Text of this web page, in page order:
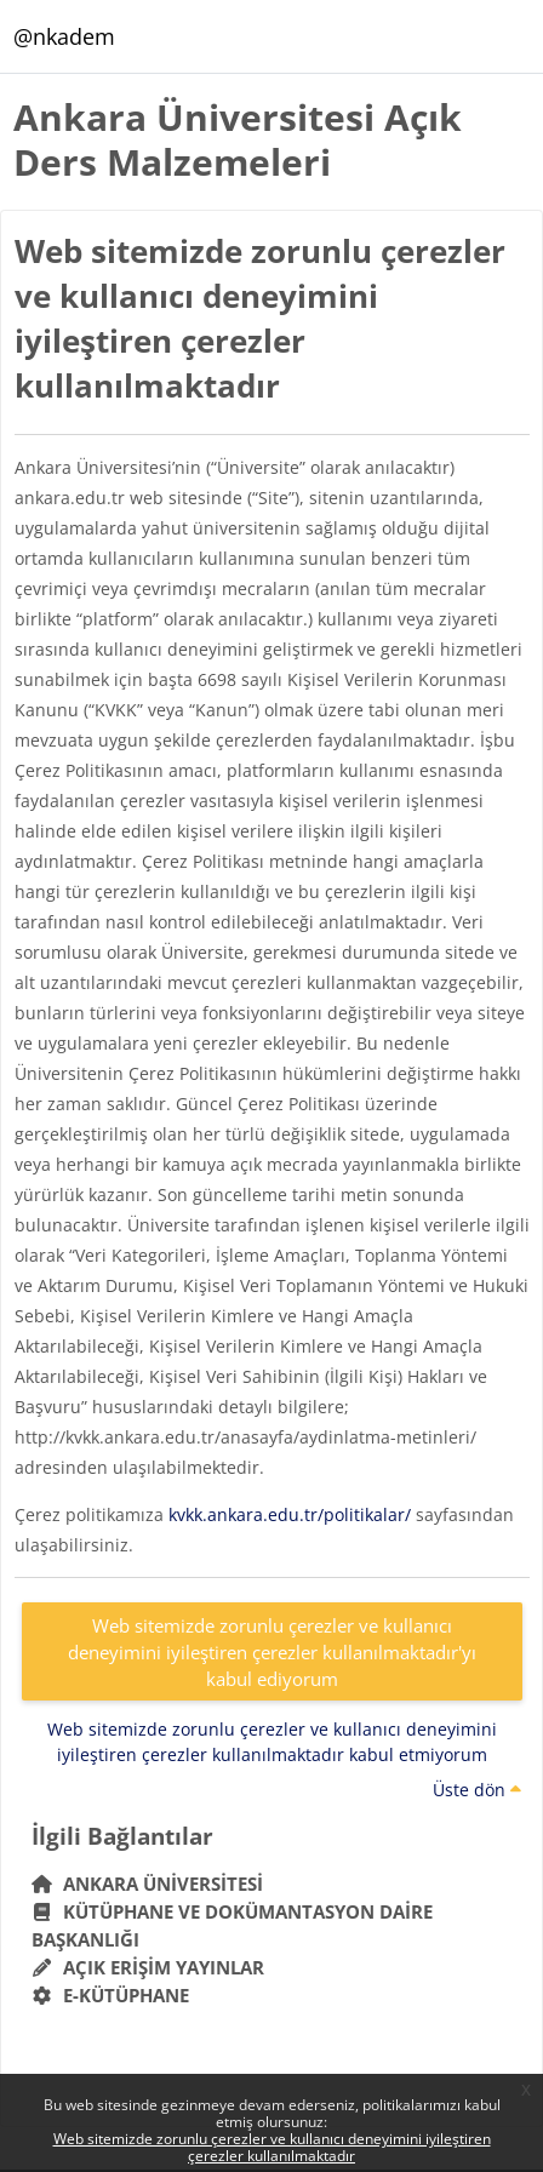
Bu web sitesinde gezinmeye devam ederseniz, politikalarımızı kabul
etmiş olursunuz:
Web sitemizde zorunlu çerezler ve kullanıcı deneyimini iyileştiren
çerezler kullanılmaktadır
@nkadem
Ankara Üniversitesi Açık
Ders Malzemeleri
Web sitemizde zorunlu çerezler
ve kullanıcı deneyimini
iyileştiren çerezler
kullanılmaktadır
Ankara Üniversitesi’nin (“Üniversite” olarak anılacaktır)
ankara.edu.tr web sitesinde (“Site”), sitenin uzantılarında,
uygulamalarda yahut üniversitenin sağlamış olduğu dijital
ortamda kullanıcıların kullanımına sunulan benzeri tüm
çevrimiçi veya çevrimdışı mecraların (anılan tüm mecralar
birlikte “platform” olarak anılacaktır.) kullanımı veya ziyareti
sırasında kullanıcı deneyimini geliştirmek ve gerekli hizmetleri
sunabilmek için başta 6698 sayılı Kişisel Verilerin Korunması
Kanunu (“KVKK” veya “Kanun”) olmak üzere tabi olunan meri
mevzuata uygun şekilde çerezlerden faydalanılmaktadır. İşbu
Çerez Politikasının amacı, platformların kullanımı esnasında
faydalanılan çerezler vasıtasıyla kişisel verilerin işlenmesi
halinde elde edilen kişisel verilere ilişkin ilgili kişileri
aydınlatmaktır. Çerez Politikası metninde hangi amaçlarla
hangi tür çerezlerin kullanıldığı ve bu çerezlerin ilgili kişi
tarafından nasıl kontrol edilebileceği anlatılmaktadır. Veri
sorumlusu olarak Üniversite, gerekmesi durumunda sitede ve
alt uzantılarındaki mevcut çerezleri kullanmaktan vazgeçebilir,
bunların türlerini veya fonksiyonlarını değiştirebilir veya siteye
ve uygulamalara yeni çerezler ekleyebilir. Bu nedenle
Üniversitenin Çerez Politikasının hükümlerini değiştirme hakkı
her zaman saklıdır. Güncel Çerez Politikası üzerinde
gerçekleştirilmiş olan her türlü değişiklik sitede, uygulamada
veya herhangi bir kamuya açık mecrada yayınlanmakla birlikte
yürürlük kazanır. Son güncelleme tarihi metin sonunda
bulunacaktır. Üniversite tarafından işlenen kişisel verilerle ilgili
olarak “Veri Kategorileri, İşleme Amaçları, Toplanma Yöntemi
ve Aktarım Durumu, Kişisel Veri Toplamanın Yöntemi ve Hukuki
Sebebi, Kişisel Verilerin Kimlere ve Hangi Amaçla
Aktarılabileceği, Kişisel Verilerin Kimlere ve Hangi Amaçla
Aktarılabileceği, Kişisel Veri Sahibinin (İlgili Kişi) Hakları ve
Başvuru” hususlarındaki detaylı bilgilere;
http://kvkk.ankara.edu.tr/anasayfa/aydinlatma-metinleri/
adresinden ulaşılabilmektedir.
Çerez politikamıza kvkk.ankara.edu.tr/politikalar/sayfasından
ulaşabilirsiniz.
Web sitemizde zorunlu çerezler ve kullanıcı
deneyimini iyileştiren çerezler kullanılmaktadır'yı
kabul ediyorum
Web sitemizde zorunlu çerezler ve kullanıcı deneyimini
iyileştiren çerezler kullanılmaktadır kabul etmiyorum
Üste dön
Bloklar
İlgili Bağlantılar 'yı atla
İlgili Bağlantılar
ANKARA ÜNIVERSITESI
KÜTÜPHANE VE DOKÜMANTASYON DAIRE
BAŞKANLIĞI
AÇIK ERIŞIM YAYINLAR
E-KÜTÜPHANE